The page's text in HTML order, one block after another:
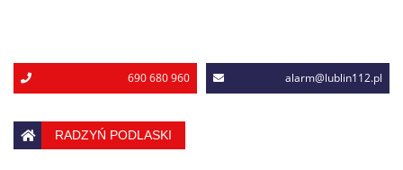
690 680 960 alarm@lublin112.pl
RADZYŃ PODLASKI